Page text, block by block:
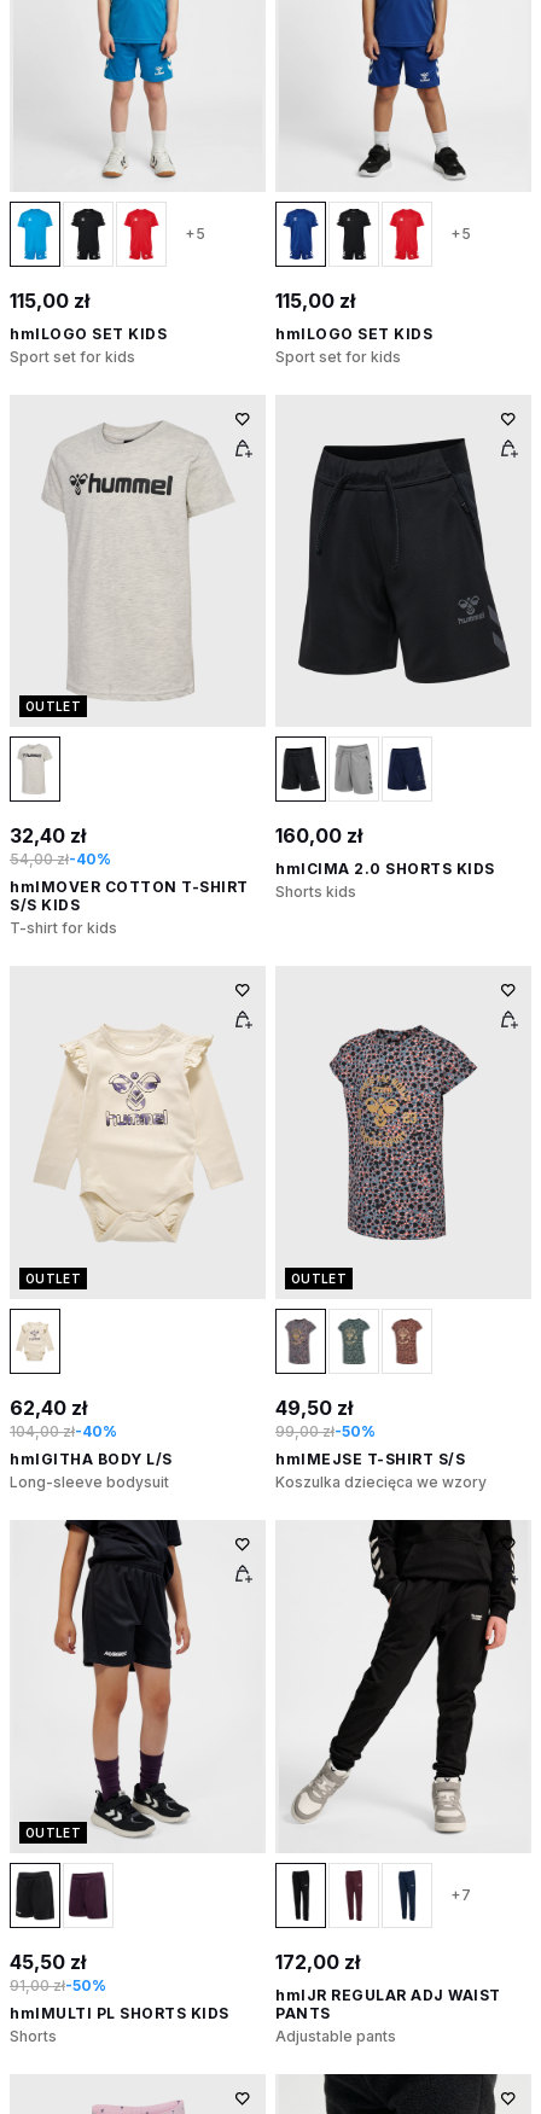
+5
115,00 zł
hmlLOGO SET KIDS
Sport set for kids
+5
115,00 zł
hmlLOGO SET KIDS
Sport set for kids
OUTLET
32,40 zł
54,00 zł-40%
hmlMOVER COTTON T-SHIRT
S/S KIDS
T-shirt for kids
160,00 zł
hmlCIMA 2.0 SHORTS KIDS
Shorts kids
OUTLET
62,40 zł
104,00 zł-40%
hmlGITHA BODY L/S
Long-sleeve bodysuit
OUTLET
49,50 zł
99,00 zł-50%
hmlMEJSE T-SHIRT S/S
Koszulka dziecięca we wzory
OUTLET
45,50 zł
91,00 zł-50%
hmlMULTI PL SHORTS KIDS
Shorts
+7
172,00 zł
hmlJR REGULAR ADJ WAIST
PANTS
Adjustable pants